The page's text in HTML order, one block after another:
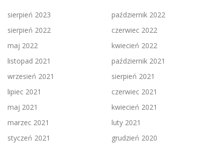
sierpień 2023
październik 2022
sierpień 2022
czerwiec 2022
maj 2022
kwiecień 2022
listopad 2021
październik 2021
wrzesień 2021
sierpień 2021
lipiec 2021
czerwiec 2021
maj 2021
kwiecień 2021
marzec 2021
luty 2021
styczeń 2021
grudzień 2020